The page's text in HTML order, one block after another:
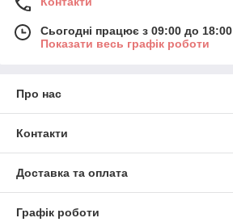
Сьогодні працює з 09:00 до 18:00
Показати весь графік роботи
Про нас
Контакти
Доставка та оплата
Графік роботи